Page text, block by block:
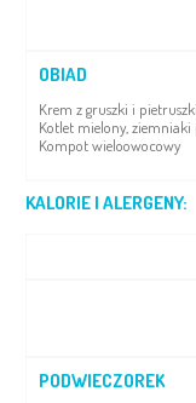
OBIAD
Krem z gruszki i
Kotlet mielony, ziemniaki
Kompot wieloowocowy
KALORIE I ALERGENY:
PODWIECZOREK